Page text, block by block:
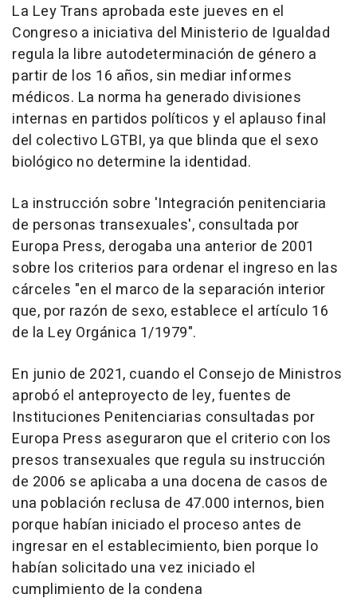
La Ley Trans aprobada este jueves en el
Congreso a iniciativa del Ministerio de Igualdad
regula la libre autodeterminación de género a
partir de los 16 años, sin mediar informes
médicos. La norma ha generado divisiones
internas en partidos políticos y el aplauso final
del colectivo LGTBI, ya que blinda que el sexo
biológico no determine la identidad.
La instrucción sobre 'Integración penitenciaria
de personas transexuales', consultada por
Europa Press, derogaba una anterior de 2001
sobre los criterios para ordenar el ingreso en las
cárceles "en el marco de la separación interior
que, por razón de sexo, establece el artículo 16
de la Ley Orgánica 1/1979".
En junio de 2021, cuando el Consejo de Ministros
aprobó el anteproyecto de ley, fuentes de
Instituciones Penitenciarias consultadas por
Europa Press aseguraron que el criterio con los
presos transexuales que regula su instrucción
de 2006 se aplicaba a una docena de casos de
una población reclusa de 47.000 internos, bien
porque habían iniciado el proceso antes de
ingresar en el establecimiento, bien porque lo
habían solicitado una vez iniciado el
cumplimiento de la condena